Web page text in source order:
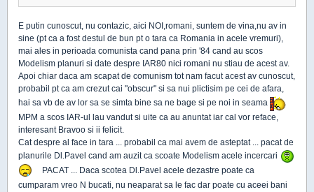
E putin cunoscut, nu contazic, aici NOI,romani, suntem de vina,nu av in
sine (pt ca a fost destul de bun pt o tara ca Romania in acele vremuri),
mai ales in perioada comunista cand pana prin '84 cand au scos
Modelism planuri si date despre IAR80 nici romani nu stiau de acest av.
Apoi chiar daca am scapat de comunism tot nam facut acest av cunoscut,
probabil pt ca am crezut cai "obscur" si sa nui plictisim pe cei de afara,
hai sa vb de av lor sa se simta bine sa ne bage si pe noi in seama
MPM a scos IAR-ul lau vandut si uite ca au anuntat iar cal vor reface,
interesant Bravoo si ii felicit.
Cat despre al face in tara ... probabil ca mai avem de asteptat ... pacat de
planurile Dl.Pavel cand am auzit ca scoate Modelism acele incercari
PACAT ... Daca scotea Dl.Pavel acele dezastre poate ca
cumparam vreo N bucati, nu neaparat sa le fac dar poate cu aceei bani